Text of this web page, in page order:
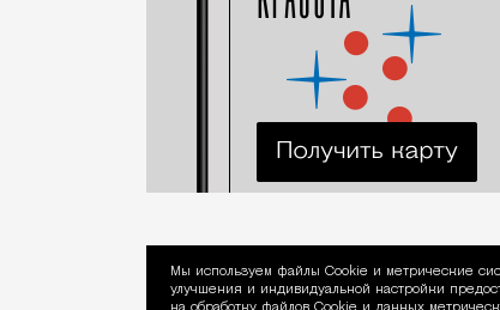
Мы используем файлы Сookie и метрические
улучшения и индивидуальной настройки